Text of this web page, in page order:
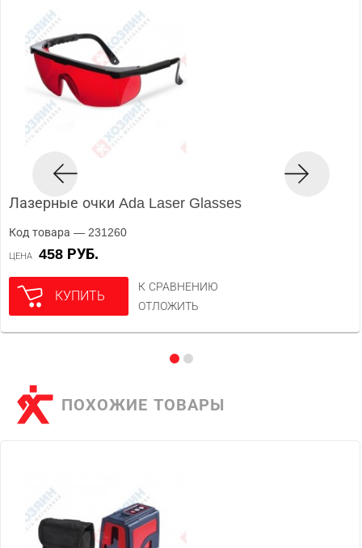
Лазерные очки Ada Laser Glasses
Код товара — 231260
ЦЕНА 458 РУБ.
КУПИТЬ
К СРАВНЕНИЮ
ОТЛОЖИТЬ
ПОХОЖИЕ ТОВАРЫ